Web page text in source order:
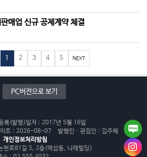
매업 신규 공제계약 체결
1 2 3 4 5 NEXT
PC버전으로 보기
록(발행)일자 : 2017년 5월 16일
이트 : 2026-08-07
발행인 · 편집인 : 김주혜
개인정보처리방침
현로81길 5, 2층(역삼동, 나래빌딩)